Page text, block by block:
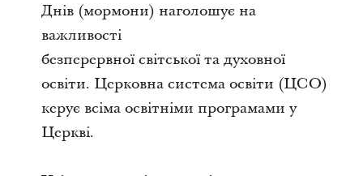
Днів (мормони) наголошує на
важливості
безперервної світської та духовної
освіти. Церковна система освіти (ЦСО)
керує всіма освітніми програмами у
Церкві.